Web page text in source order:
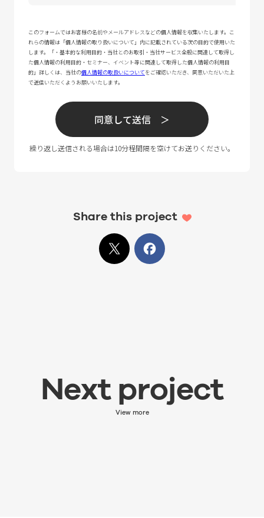
Share this project
XでシェアFacebook
Next project
View more
Next project
次の実績を見る